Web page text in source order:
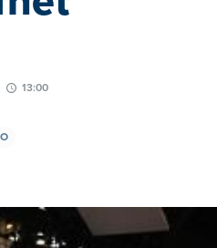
13:00